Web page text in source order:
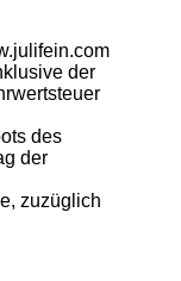
der
des
der
zuzüglich